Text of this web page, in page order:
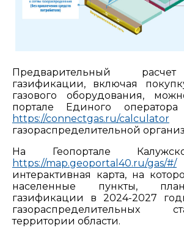
Предварительный
газификации, включая
газового оборудования,
портале Единого оператора
https://connectgas.ru/calculator
газораспределительной
На Геопортале
https://map.geoportal40.ru/gas/#/
интерактивная карта, на
населенные пункты,
газификации в 2024-2027
территории области.